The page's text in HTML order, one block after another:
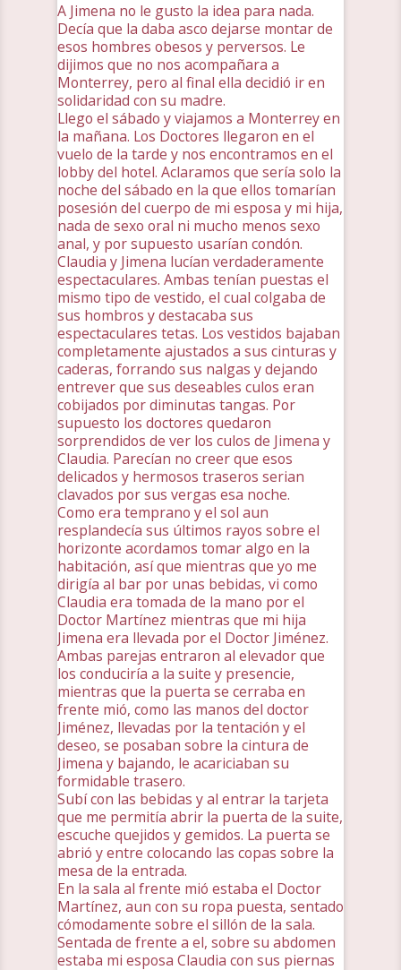
A Jimena no le gusto la idea para nada.
Decía que la daba asco dejarse montar de
esos hombres obesos y perversos. Le
dijimos que no nos acompañara a
Monterrey, pero al final ella decidió ir en
solidaridad con su madre.
Llego el sábado y viajamos a Monterrey en
la mañana. Los Doctores llegaron en el
vuelo de la tarde y nos encontramos en el
lobby del hotel. Aclaramos que sería solo la
noche del sábado en la que ellos tomarían
posesión del cuerpo de mi esposa y mi hija,
nada de sexo oral ni mucho menos sexo
anal, y por supuesto usarían condón.
Claudia y Jimena lucían verdaderamente
espectaculares. Ambas tenían puestas el
mismo tipo de vestido, el cual colgaba de
sus hombros y destacaba sus
espectaculares tetas. Los vestidos bajaban
completamente ajustados a sus cinturas y
caderas, forrando sus nalgas y dejando
entrever que sus deseables culos eran
cobijados por diminutas tangas. Por
supuesto los doctores quedaron
sorprendidos de ver los culos de Jimena y
Claudia. Parecían no creer que esos
delicados y hermosos traseros serian
clavados por sus vergas esa noche.
Como era temprano y el sol aun
resplandecía sus últimos rayos sobre el
horizonte acordamos tomar algo en la
habitación, así que mientras que yo me
dirigía al bar por unas bebidas, vi como
Claudia era tomada de la mano por el
Doctor Martínez mientras que mi hija
Jimena era llevada por el Doctor Jiménez.
Ambas parejas entraron al elevador que
los conduciría a la suite y presencie,
mientras que la puerta se cerraba en
frente mió, como las manos del doctor
Jiménez, llevadas por la tentación y el
deseo, se posaban sobre la cintura de
Jimena y bajando, le acariciaban su
formidable trasero.
Subí con las bebidas y al entrar la tarjeta
que me permitía abrir la puerta de la suite,
escuche quejidos y gemidos. La puerta se
abrió y entre colocando las copas sobre la
mesa de la entrada.
En la sala al frente mió estaba el Doctor
Martínez, aun con su ropa puesta, sentado
cómodamente sobre el sillón de la sala.
Sentada de frente a el, sobre su abdomen
estaba mi esposa Claudia con sus piernas